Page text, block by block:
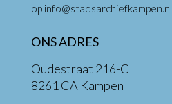
op info@stadsarchiefkampen.nl
ONS ADRES
Oudestraat 216-C
8261 CA Kampen